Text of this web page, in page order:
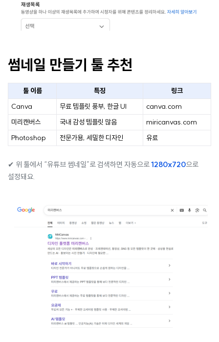
썸네일 만들기 툴 추천
툴 이름 특징
링크
Canva
무료 템플릿 풍부, 한글 UI
canva.com
미리캔버스
국내 감성 템플릿 많음
miricanvas.com
Photoshop
전문가용, 세밀한 디자인 유료
✔ 위 툴에서 “유튜브 썸네일”로 검색하면 자동으로1280x720으로
설정돼요.